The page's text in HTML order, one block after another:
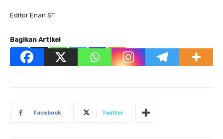
Editor Enan ST
Bagikan Artikel
Facebook Twitter